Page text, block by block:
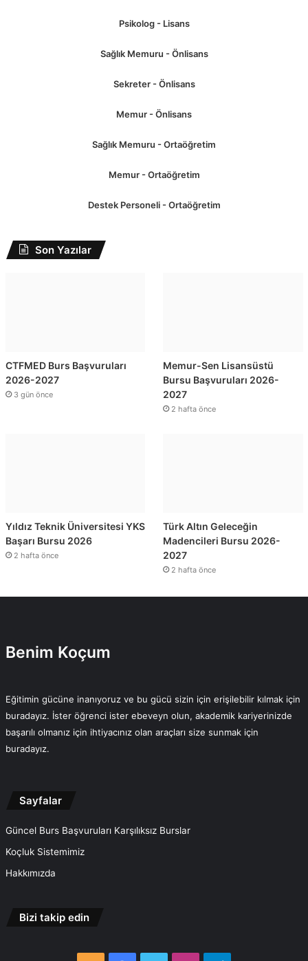
Psikolog - Lisans
Sağlık Memuru - Önlisans
Sekreter - Önlisans
Memur - Önlisans
Sağlık Memuru - Ortaöğretim
Memur - Ortaöğretim
Destek Personeli - Ortaöğretim
Son Yazılar
CTFMED Burs Başvuruları
2026-2027
3 gün önce
Memur-Sen Lisansüstü
Bursu Başvuruları 2026-
2027
2 hafta önce
Yıldız Teknik Üniversitesi YKS
Başarı Bursu 2026
2 hafta önce
Türk Altın Geleceğin
Madencileri Bursu 2026-
2027
2 hafta önce
Benim Koçum
Eğitimin gücüne inanıyoruz ve bu gücü sizin için erişilebilir kılmak için
buradayız. İster öğrenci ister ebeveyn olun, akademik kariyerinizde
başarılı olmanız için ihtiyacınız olan araçları size sunmak için
buradayız.
Sayfalar
Güncel Burs Başvuruları Karşılıksız Burslar
Koçluk Sistemimiz
Hakkımızda
Bizi takip edin